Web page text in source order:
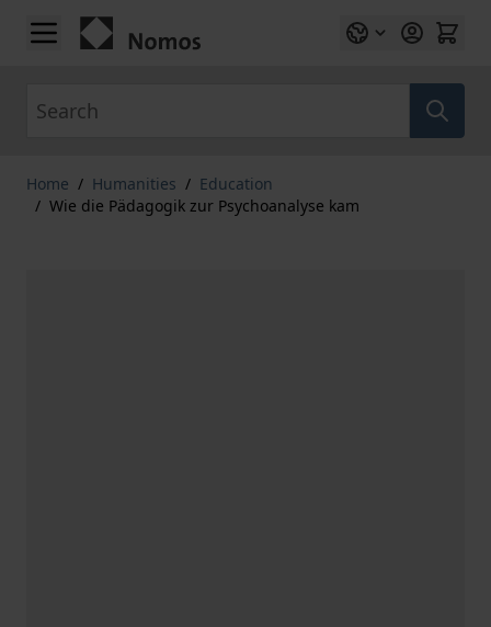
Skip to Content
Home / Humanities / Education
/ Wie die Pädagogik zur Psychoanalyse kam